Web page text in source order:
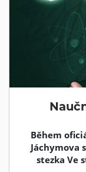
Během
Jáchymova
stezka Ve